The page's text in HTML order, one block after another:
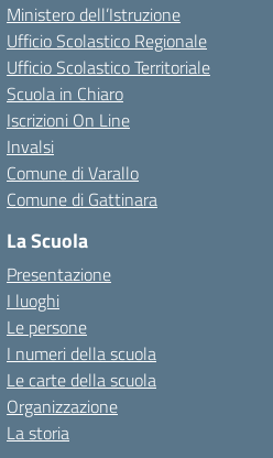
Ministero dell’Istruzione
Ufficio Scolastico Regionale
Ufficio Scolastico Territoriale
Scuola in Chiaro
Iscrizioni On Line
Invalsi
Comune di Varallo
Comune di Gattinara
La Scuola
Presentazione
I luoghi
Le persone
I numeri della scuola
Le carte della scuola
Organizzazione
La storia